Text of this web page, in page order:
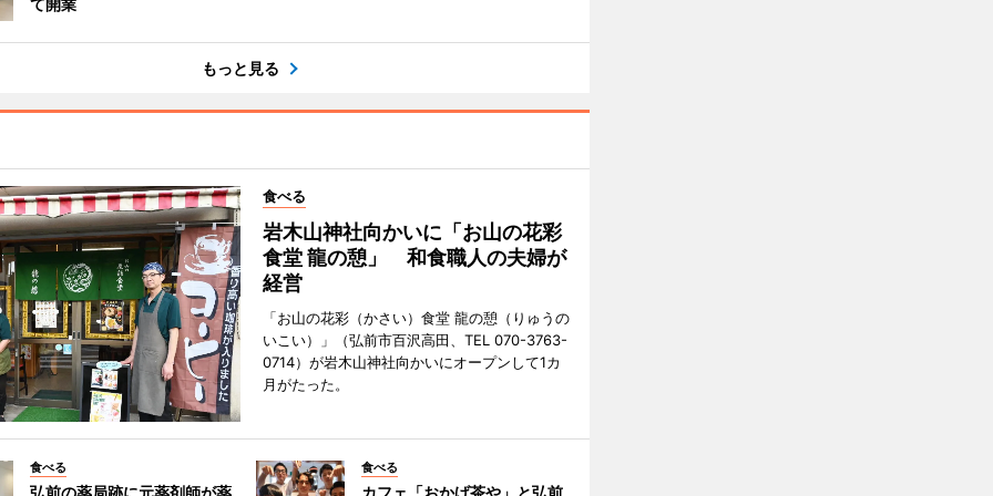
て開業
もっと見る
食べる
岩木山神社向かいに「お山の花彩
食堂 龍の憩」 和食職人の夫婦が
経営
「お山の花彩（かさい）食堂 龍の憩（りゅうの
いこい）」（弘前市百沢高田、TEL 070-3763-
0714）が岩木山神社向かいにオープンして1カ
月がたった。
食べる
弘前の薬局跡に元薬剤師が薬
食べる
カフェ「おかげ茶や」と弘前